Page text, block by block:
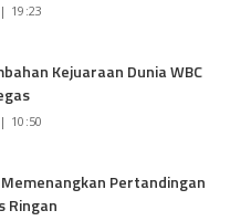
19:23
Kejuaraan Dunia WBC
10:50
Pertandingan
Ringan